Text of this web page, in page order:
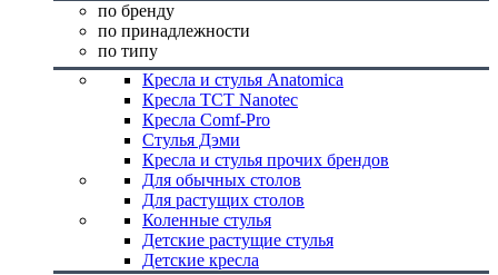
по бренду
по принадлежности
по типу
Кресла и стулья Anatomica
Кресла TCT Nanotec
Кресла Comf-Pro
Стулья Дэми
Кресла и стулья прочих брендов
Для обычных столов
Для растущих столов
Коленные стулья
Детские растущие стулья
Детские кресла